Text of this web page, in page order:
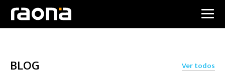
BLOG Ver todos